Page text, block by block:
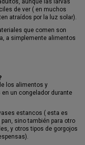
aunque las larvas
de ver ( en muchos
atraídos por la luz solar).
que comen son
a simplemente alimentos
los alimentos y
un congelador durante
estancos ( esta es
sino también para otro
y otros tipos de gorgojos